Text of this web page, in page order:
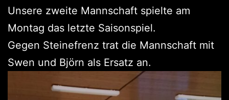
Unsere zweite Mannschaft spielte am
Montag das letzte Saisonspiel.
Gegen Steinefrenz trat die Mannschaft mit
Swen und Björn als Ersatz an.